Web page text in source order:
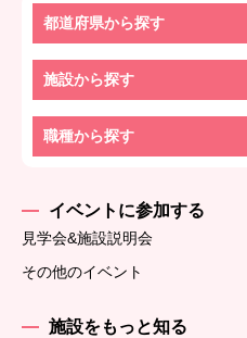
都道府県から探す
施設から探す
職種から探す
イベントに参加する
見学会&施設説明会
その他のイベント
施設をもっと知る